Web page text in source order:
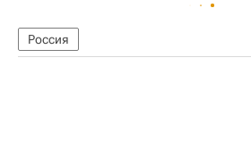
Россия